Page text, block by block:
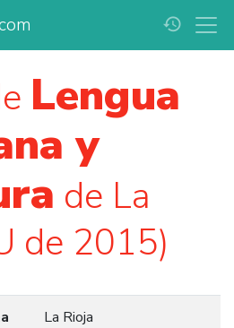
history
Lengua
y
de La
de 2015)
La Rioja